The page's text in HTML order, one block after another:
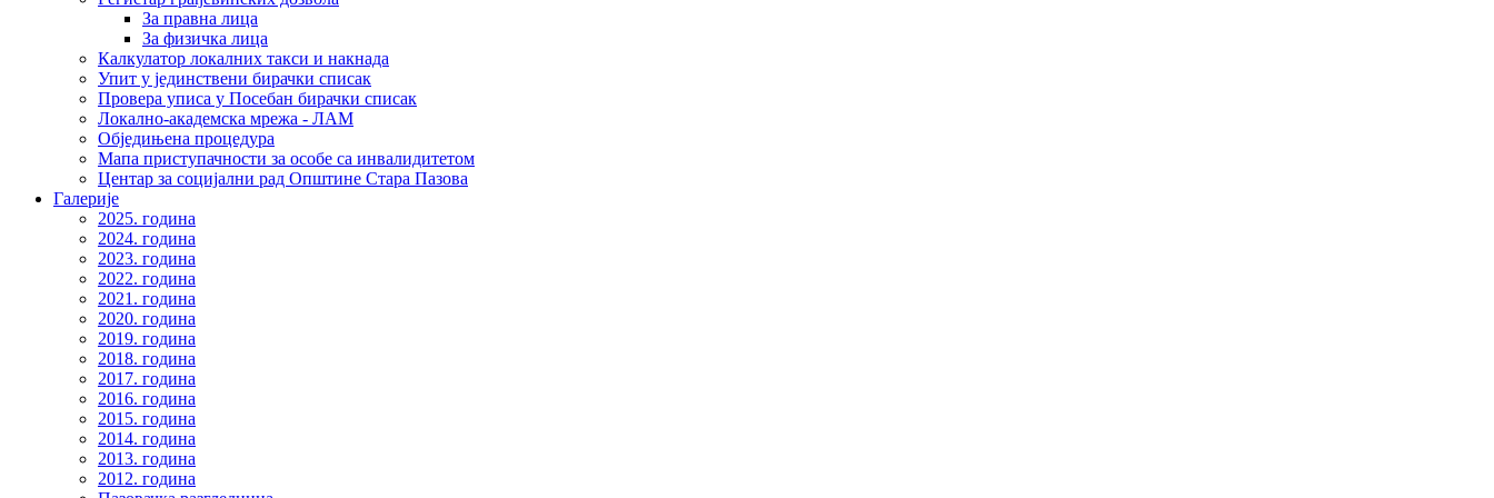
За правна лица
За физичка лица
Калкулатор локалних такси и накнада
Упит у јединствени бирачки списак
Провера уписа у Посебан бирачки списак
Локално-академска мрежа - ЛАМ
Обједињена процедура
Мапа приступачности за особе са инвалидитетом
Центар за социјални рад Општине Стара Пазова
Галерије
2025. година
2024. година
2023. година
2022. година
2021. година
2020. година
2019. година
2018. година
2017. година
2016. година
2015. година
2014. година
2013. година
2012. година